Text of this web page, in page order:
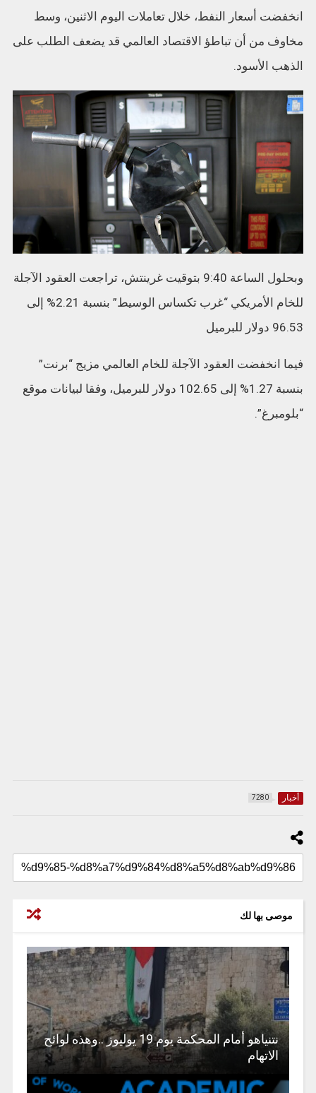
انخفضت أسعار النفط، خلال تعاملات اليوم الاثنين، وسط
مخاوف من أن تباطؤ الاقتصاد العالمي قد يضعف الطلب على
الذهب الأسود.
وبحلول الساعة 9:40 بتوقيت غرينتش، تراجعت العقود الآجلة
للخام الأمريكي “غرب تكساس الوسيط” بنسبة 2.21% إلى
96.53 دولار للبرميل
فيما انخفضت العقود الآجلة للخام العالمي مزيج “برنت”
بنسبة 1.27% إلى 102.65 دولار للبرميل، وفقا لبيانات موقع
“بلومبرغ”.
أخبار 7280
موصى بها لك
نتنياهو أمام المحكمة يوم 19 يوليوز ..وهذه لوائح
الاتهام